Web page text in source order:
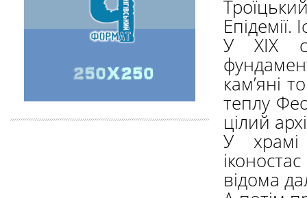
Епідемії.
У XIX
кам’яні
теплу
цілий
У храмі
відома